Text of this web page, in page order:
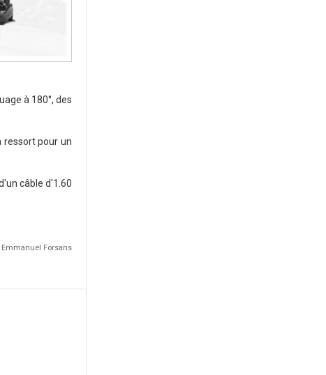
à 180°, des
ressort pour un
câble d'1.60
Emmanuel Forsans